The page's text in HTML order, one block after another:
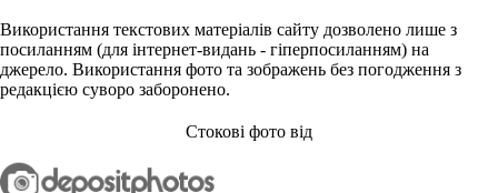
Використання текстових матеріалів сайту дозволено лише з
посиланням (для інтернет-видань - гіперпосиланням) на
джерело. Використання фото та зображень без погодження з
редакцією суворо заборонено.
Стокові фото від